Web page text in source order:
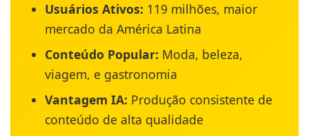
Usuários Ativos: 119 milhões, maior
mercado da América Latina
Conteúdo Popular: Moda, beleza,
viagem, e gastronomia
Vantagem IA: Produção consistente de
conteúdo de alta qualidade